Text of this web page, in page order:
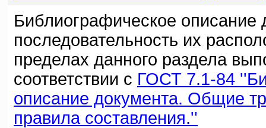
Библиографическое описание
последовательность их
пределах данного раздела
соответствии с ГОСТ 7.1-84
описание документа. Общие
правила составления.''